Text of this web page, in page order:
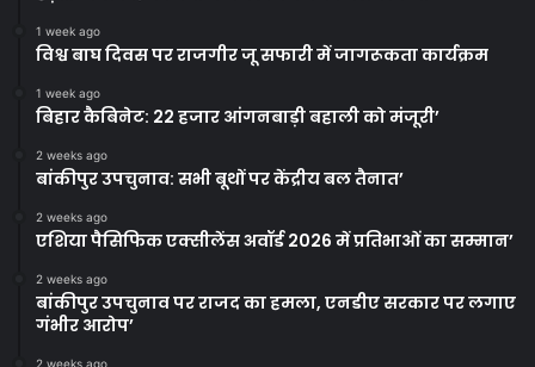
1 week ago
विश्व बाघ दिवस पर राजगीर जू सफारी में जागरूकता कार्यक्रम
1 week ago
बिहार कैबिनेट: 22 हजार आंगनबाड़ी बहाली को मंजूरी’
2 weeks ago
बांकीपुर उपचुनाव: सभी बूथों पर केंद्रीय बल तैनात’
2 weeks ago
एशिया पैसिफिक एक्सीलेंस अवॉर्ड 2026 में प्रतिभाओं का सम्मान’
2 weeks ago
बांकीपुर उपचुनाव पर राजद का हमला, एनडीए सरकार पर लगाए
गंभीर आरोप’
2 weeks ago